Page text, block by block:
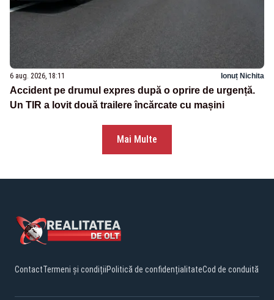
6 aug. 2026, 18:11 Ionuț Nichita
Accident pe drumul expres după o oprire de urgență.
Un TIR a lovit două trailere încărcate cu mașini
Mai Multe
ContactTermeni și condițiiPolitică de confidențialitateCod de conduită